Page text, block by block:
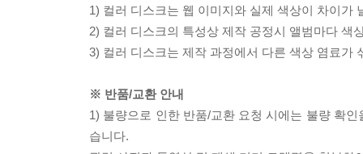
1) 컬러 디스크는 웹 이미지와 실제 색상이 차이가
2) 컬러 디스크의 특성상 제작 공정시 앨범마다 색
3) 컬러 디스크는 제작 과정에서 다른 색상 염료가
※ 반품/교환 안내
1) 불량으로 인한 반품/교환 요청 시에는 불량 확
습니다.